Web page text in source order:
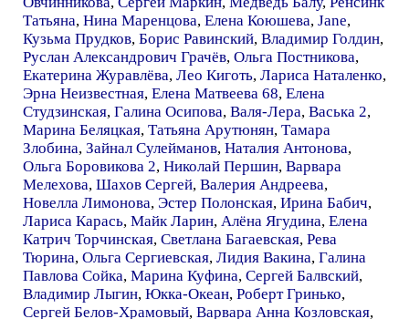
Татьяна, Нина Маренцова, Елена Коюшева, Jane,
Кузьма Прудков, Борис Равинский, Владимир Голдин,
Руслан Александрович Грачёв, Ольга Постникова,
Екатерина Журавлёва, Лео Киготь, Лариса Наталенко,
Эрна Неизвестная, Елена Матвеева 68, Елена
Студзинская, Галина Осипова, Валя-Лера, Васька 2,
Марина Беляцкая, Татьяна Арутюнян, Тамара
Злобина, Зайнал Сулейманов, Наталия Антонова,
Ольга Боровикова 2, Николай Першин, Варвара
Мелехова, Шахов Сергей, Валерия Андреева,
Новелла Лимонова, Эстер Полонская, Ирина Бабич,
Лариса Карась, Майк Ларин, Алёна Ягудина, Елена
Катрич Торчинская, Светлана Багаевская, Рева
Тюрина, Ольга Сергиевская, Лидия Вакина, Галина
Павлова Сойка, Марина Куфина, Сергей Балвский,
Владимир Лыгин, Юкка-Океан, Роберт Гринько,
Сергей Белов-Храмовый, Варвара Анна Козловская,